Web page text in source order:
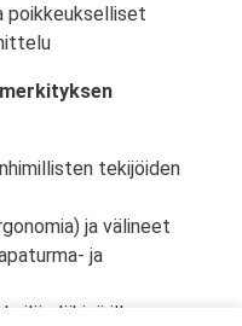
poikkeukselliset
tekijöiden
ja välineet
ja
lähipiirille,